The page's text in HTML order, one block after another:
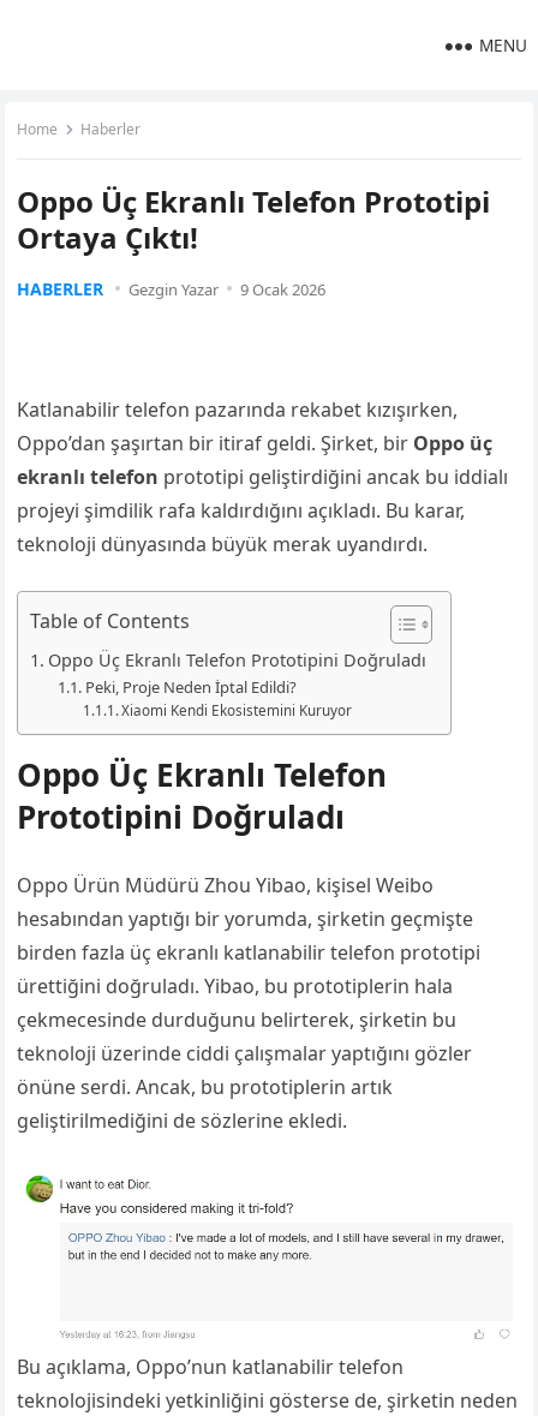
MENU
Home Haberler
Oppo Üç Ekranlı Telefon Prototipi
Ortaya Çıktı!
HABERLER Gezgin Yazar 9 Ocak 2026
Katlanabilir telefon pazarında rekabet kızışırken,
Oppo’dan şaşırtan bir itiraf geldi. Şirket, bir Oppo üç
ekranlı telefon prototipi geliştirdiğini ancak bu iddialı
projeyi şimdilik rafa kaldırdığını açıkladı. Bu karar,
teknoloji dünyasında büyük merak uyandırdı.
Table of Contents
Oppo Üç Ekranlı Telefon Prototipini Doğruladı
Peki, Proje Neden İptal Edildi?
Xiaomi Kendi Ekosistemini Kuruyor
Oppo Üç Ekranlı Telefon
Prototipini Doğruladı
Oppo Ürün Müdürü Zhou Yibao, kişisel Weibo
hesabından yaptığı bir yorumda, şirketin geçmişte
birden fazla üç ekranlı katlanabilir telefon prototipi
ürettiğini doğruladı. Yibao, bu prototiplerin hala
çekmecesinde durduğunu belirterek, şirketin bu
teknoloji üzerinde ciddi çalışmalar yaptığını gözler
önüne serdi. Ancak, bu prototiplerin artık
geliştirilmediğini de sözlerine ekledi.
Bu açıklama, Oppo’nun katlanabilir telefon
teknolojisindeki yetkinliğini gösterse de, şirketin neden